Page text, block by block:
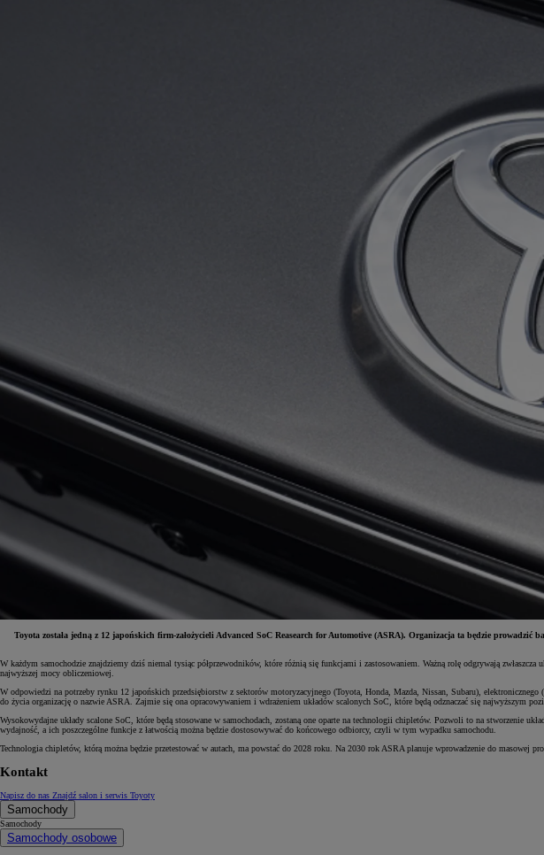
Od81 900 zł
Yaris Cross
HYBRID
Toyota została jedną z 12 japońskich firm-założycieli Advanced SoC Reasearch for Automotive (ASRA). Organizacja ta będzie
W każdym samochodzie znajdziemy dziś niemal tysiąc półprzewodników, które różnią się funkcjami i zastosowaniem. Ważną rolę odgrywają
najwyższej mocy obliczeniowej.
W odpowiedzi na potrzeby rynku 12 japońskich przedsiębiorstw z sektorów motoryzacyjnego (Toyota, Honda, Mazda, Nissan, Subaru),
do życia organizację o nazwie ASRA. Zajmie się ona opracowywaniem i wdrażeniem układów scalonych SoC, które będą odznaczać się najwyższym
Wysokowydajne układy scalone SoC, które będą stosowane w samochodach, zostaną one oparte na technologii chipletów. Pozwoli to na stworzenie
wydajność, a ich poszczególne funkcje z łatwością można będzie dostosowywać do końcowego odbiorcy, czyli w tym wypadku samochodu.
Technologia chipletów, którą można będzie przetestować w autach, ma powstać do 2028 roku. Na 2030 rok ASRA planuje wprowadzenie do masowej
Kontakt
Napisz do nas Znajdź salon i serwis Toyoty
Samochody
Samochody
Samochody osobowe